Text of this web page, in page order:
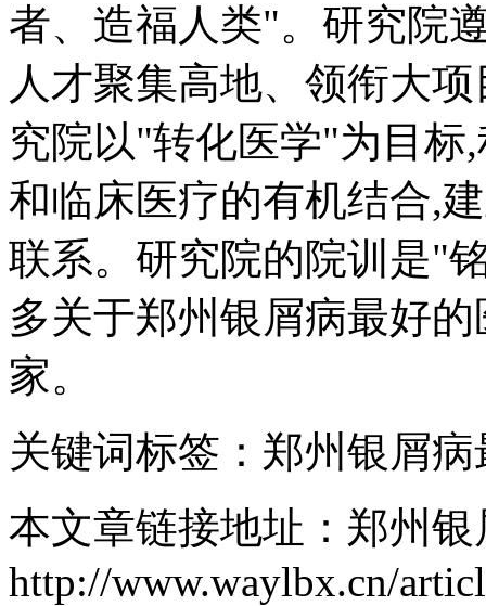
者、造福人类"。研究院
人才聚集高地、领衔大
究院以"转化医学"为目标
和临床医疗的有机结合,
联系。研究院的院训是"
多关于郑州银屑病最好
家。
关键词标签：郑州银屑
本文章链接地址：郑州
http://www.waylbx.cn/